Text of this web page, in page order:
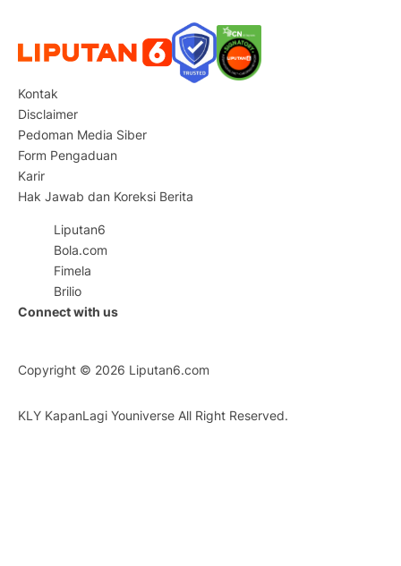
Kontak
Disclaimer
Pedoman Media Siber
Form Pengaduan
Karir
Hak Jawab dan Koreksi Berita
Liputan6
Bola.com
Fimela
Brilio
Connect with us
Copyright © 2026 Liputan6.com
KLY KapanLagi Youniverse All Right Reserved.